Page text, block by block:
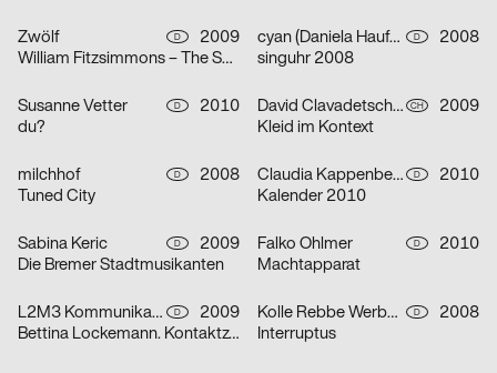
Zwölf D
2009
William Fitzsimmons – The Sparrow and the Crow Tour
cyan (Daniela Haufe + Detlef Fiedler) D
2008
singuhr 2008
Susanne Vetter D
2010
du?
David Clavadetscher CH
2009
Kleid im Kontext
milchhof D
2008
Tuned City
Claudia Kappenberger, Kristina Pruß, Nadja Schoch, Bea Stach D
2010
Kalender 2010
Sabina Keric D
2009
Die Bremer Stadtmusikanten
Falko Ohlmer D
2010
Machtapparat
L2M3 Kommunikationsdesign D
2009
Bettina Lockemann. Kontaktzonen
Kolle Rebbe Werbeagentur GmbH, Marcel Schaar D
2008
Interruptus